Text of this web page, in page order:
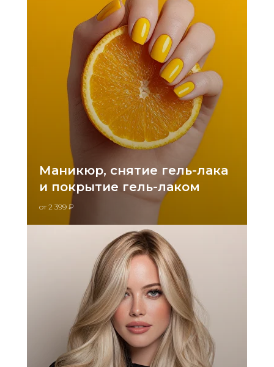
Маникюр, снятие гель-лака
и покрытие гель-лаком
от 2 399 ₽